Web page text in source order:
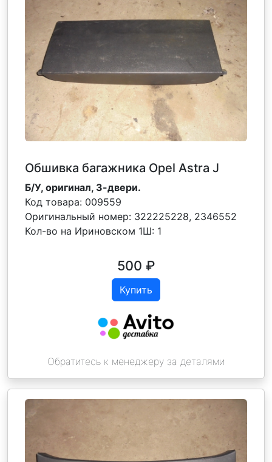
Обшивка багажника Opel Astra J
Б/У, оригинал, 3-двери.
Код товара: 009559
Оригинальный номер: 322225228, 2346552
Кол-во на Ириновском 1Ш: 1
500 ₽
Купить
Обратитесь к менеджеру за деталями